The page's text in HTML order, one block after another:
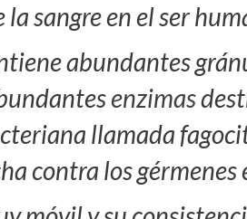
sangre en el ser
abundantes
enzimas
llamada
contra los gérmenes